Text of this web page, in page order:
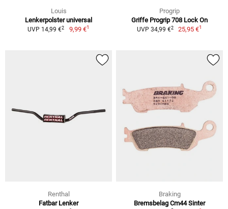
Louis
Lenkerpolster universal
UVP 14,99 €2 9,99 €1
Progrip
Griffe Progrip 708 Lock On
UVP 34,99 €2 25,95 €1
Renthal
Fatbar Lenker
Braking
Bremsbelag Cm44 Sinter